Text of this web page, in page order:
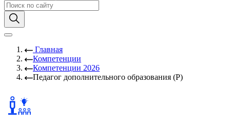
Главная
Компетенции
Компетенции 2026
Педагог дополнительного образования (Р)